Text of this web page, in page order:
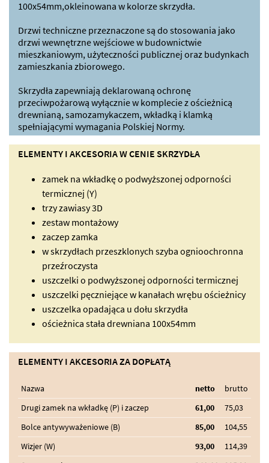
100x54mm,okleinowana w kolorze skrzydła.
Drzwi techniczne przeznaczone są do stosowania jako
drzwi wewnętrzne wejściowe w budownictwie
mieszkaniowym, użyteczności publicznej oraz budynkach
zamieszkania zbiorowego.
Skrzydła zapewniają deklarowaną ochronę
przeciwpożarową wyłącznie w komplecie z ościeżnicą
drewnianą, samozamykaczem, wkładką i klamką
spełniającymi wymagania Polskiej Normy.
ELEMENTY I AKCESORIA W CENIE SKRZYDŁA
zamek na wkładkę o podwyższonej odporności
termicznej (Y)
trzy zawiasy 3D
zestaw montażowy
zaczep zamka
w skrzydłach przeszklonych szyba ognioochronna
przeźroczysta
uszczelki o podwyższonej odporności termicznej
uszczelki pęczniejące w kanałach wrębu ościeżnicy
uszczelka opadająca u dołu skrzydła
ościeżnica stała drewniana 100x54mm
ELEMENTY I AKCESORIA ZA DOPŁATĄ
Nazwa netto
brutto
Drugi zamek na wkładkę (P) i zaczep
61,00
75,03
Bolce antywyważeniowe (B)
85,00
104,55
Wizjer (W)
93,00
114,39